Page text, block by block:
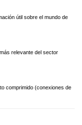
útil sobre el mundo de
relevante del sector
comprimido (conexiones de